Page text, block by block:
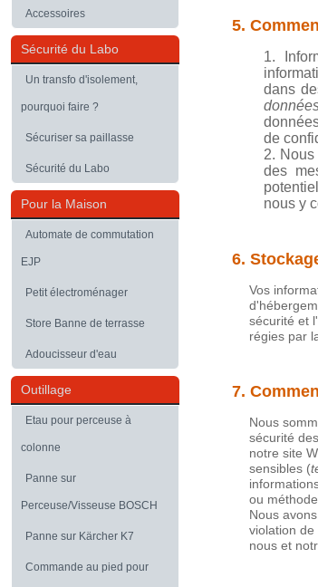
Accessoires
Sécurité du Labo
Un transfo d'isolement,
pourquoi faire ?
Sécuriser sa paillasse
Sécurité du Labo
Pour la Maison
Automate de commutation
EJP
Petit électroménager
Store Banne de terrasse
Adoucisseur d'eau
Outillage
Etau pour perceuse à
colonne
Panne sur
Perceuse/Visseuse BOSCH
Panne sur Kärcher K7
Commande au pied pour
5.
dans
de
des
nous y
6.
Vos
sécurité et
régies par
7.
Nous
sécurité
notre site
sensibles (
ou
Nous
violation
nous et